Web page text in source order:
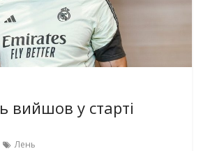
вийшов у старті
Лень